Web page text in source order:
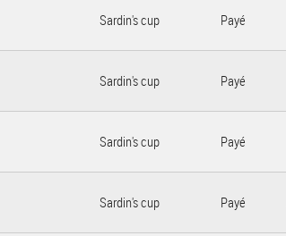
Sardin's cup Payé
Sardin's cup Payé
Sardin's cup Payé
Sardin's cup Payé